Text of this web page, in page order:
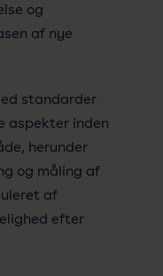
og
af nye
standarder
aspekter inden
herunder
og måling af
af
efter